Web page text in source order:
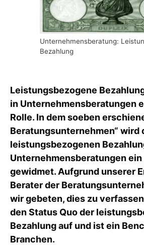
Unternehmensberatung:
Bezahlung
Leistungsbezogene
in Unternehmensberatungen
Rolle. In dem soeben
Beratungsunternehmen“ wird
leistungsbezogenen
Unternehmensberatungen
gewidmet. Aufgrund unserer
Berater der
wir gebeten, dies zu
den Status Quo der
Bezahlung auf und ist ein
Branchen.